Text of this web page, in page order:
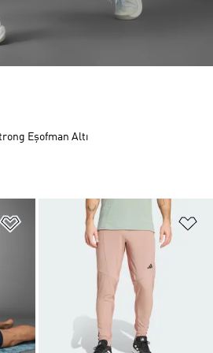
Favori Listesine Ekle
Eşofman Altı